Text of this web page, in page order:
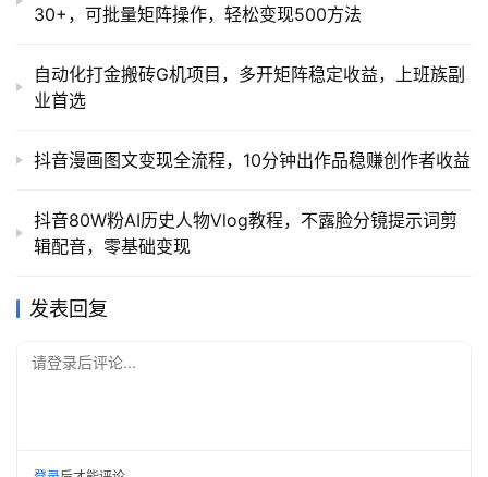
30+，可批量矩阵操作，轻松变现500方法
自动化打金搬砖G机项目，多开矩阵稳定收益，上班族副
业首选
抖音漫画图文变现全流程，10分钟出作品稳赚创作者收益
抖音80W粉AI历史人物Vlog教程，不露脸分镜提示词剪
辑配音，零基础变现
发表回复
请登录后评论...